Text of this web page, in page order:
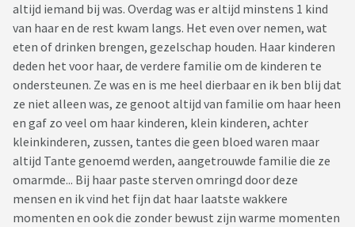
altijd iemand bij was. Overdag was er altijd minstens 1 kind
van haar en de rest kwam langs. Het even over nemen, wat
eten of drinken brengen, gezelschap houden. Haar kinderen
deden het voor haar, de verdere familie om de kinderen te
ondersteunen. Ze was en is me heel dierbaar en ik ben blij dat
ze niet alleen was, ze genoot altijd van familie om haar heen
en gaf zo veel om haar kinderen, klein kinderen, achter
kleinkinderen, zussen, tantes die geen bloed waren maar
altijd Tante genoemd werden, aangetrouwde familie die ze
omarmde... Bij haar paste sterven omringd door deze
mensen en ik vind het fijn dat haar laatste wakkere
momenten en ook die zonder bewust zijn warme momenten